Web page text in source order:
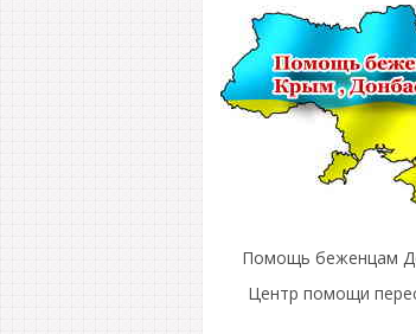
Помощь беженцам
Центр помощи